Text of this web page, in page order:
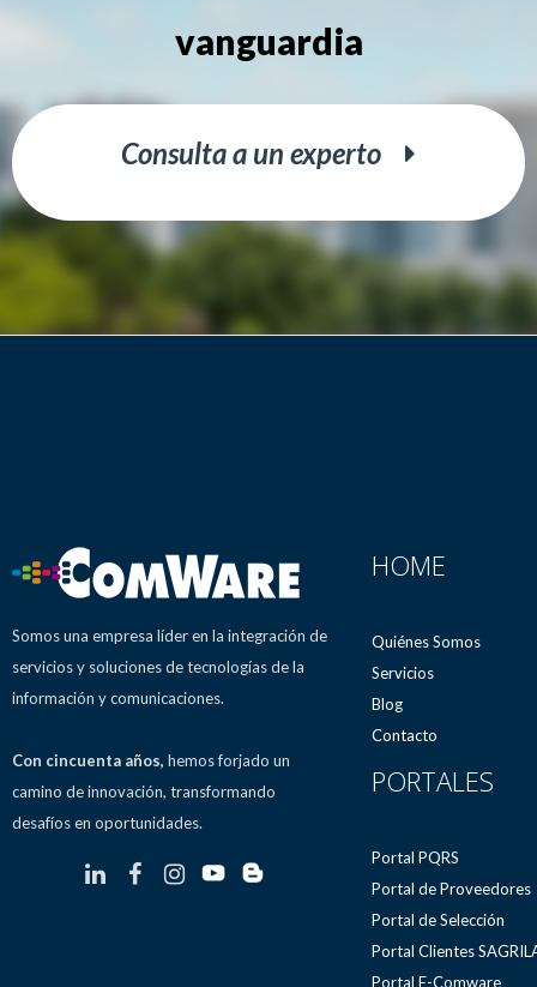
vanguardia
Consulta a un experto
Somos una empresa líder en la integración de
servicios y soluciones de tecnologías de la
información y comunicaciones.
Con cincuenta años, hemos forjado un
camino de innovación, transformando
desafíos en oportunidades.
HOME
Quiénes Somos
Servicios
Blog
Contacto
PORTALES
Portal PQRS
Portal de Proveedores
Portal de Selección
Portal Clientes
Portal E-Comware